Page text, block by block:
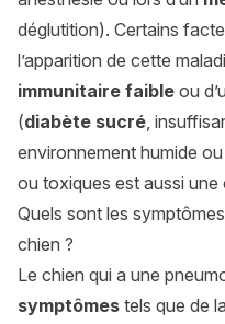
déglutition). Certains
l’apparition de cette
immunitaire faible ou
(diabète sucré,
environnement humide
ou toxiques est aussi
Quels sont les
chien ?
Le chien qui a une
symptômes tels que de